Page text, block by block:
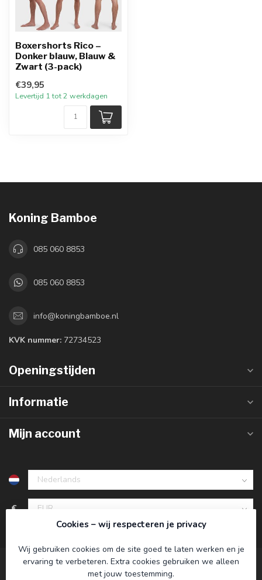
Boxershorts Rico –
Donker blauw, Blauw &
Zwart (3-pack)
€39,95
Levertijd 1 tot 2 werkdagen
Koning Bamboe
085 060 8853
085 060 8853
info@koningbamboe.nl
KVK nummer: 72734523
Openingstijden
Informatie
Mijn account
€
Cookies – wij respecteren je privacy
Wij gebruiken cookies om de site goed te laten werken en je
ervaring te verbeteren. Extra cookies gebruiken we alleen
met jouw toestemming.